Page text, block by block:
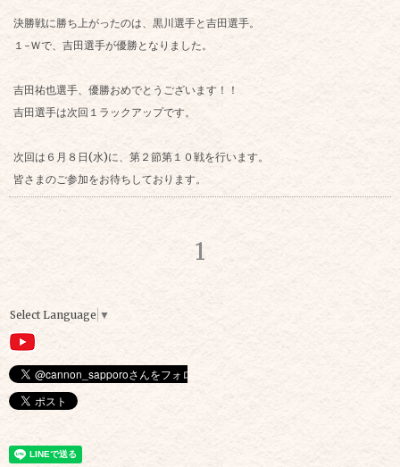
決勝戦に勝ち上がったのは、黒川選手と吉田選手。
１-Ｗで、吉田選手が優勝となりました。
吉田祐也選手、優勝おめでとうございます！！
吉田選手は次回１ラックアップです。
次回は６月８日(水)に、第２節第１０戦を行います。
皆さまのご参加をお待ちしております。
1
Select Language ▼